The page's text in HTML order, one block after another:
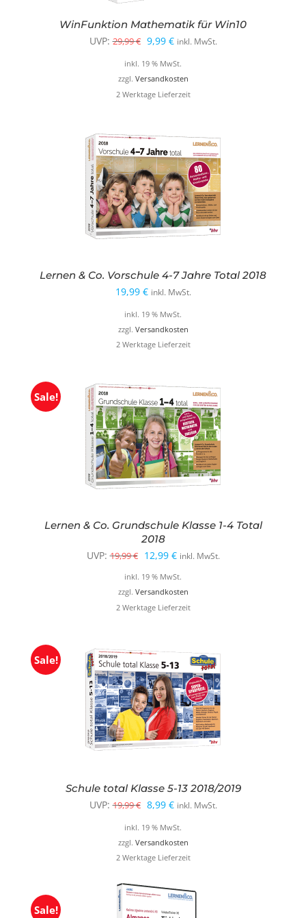
WinFunktion Mathematik für Win10
UVP: 29,99€ Ursprünglicher
Preis
war:
29,99 €
9,99 €Aktueller
Preis
ist:
9,99 €.
inkl. MwSt.
inkl. 19 % MwSt.
zzgl. Versandkosten
2 Werktage Lieferzeit
Lernen & Co. Vorschule 4-7 Jahre Total 2018
19,99 € inkl. MwSt.
inkl. 19 % MwSt.
zzgl. Versandkosten
2 Werktage Lieferzeit
Sale!
Lernen & Co. Grundschule Klasse 1-4 Total
2018
UVP: 19,99€ Ursprünglicher
Preis
war:
19,99 €
12,99 €Aktueller
Preis
ist:
12,99 €.
inkl. MwSt.
inkl. 19 % MwSt.
zzgl. Versandkosten
2 Werktage Lieferzeit
Sale!
Schule total Klasse 5-13 2018/2019
UVP: 19,99€ Ursprünglicher
Preis
war:
19,99 €
8,99 €Aktueller
Preis
ist:
8,99 €.
inkl. MwSt.
inkl. 19 % MwSt.
zzgl. Versandkosten
2 Werktage Lieferzeit
Sale!